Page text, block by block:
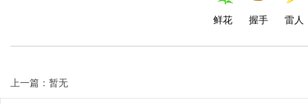
鲜花 握手 雷人
上一篇：暂无